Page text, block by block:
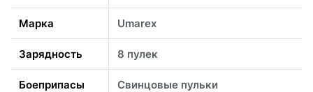
Марка Umarex
Зарядность 8 пулек
Боеприпасы Свинцовые пульки